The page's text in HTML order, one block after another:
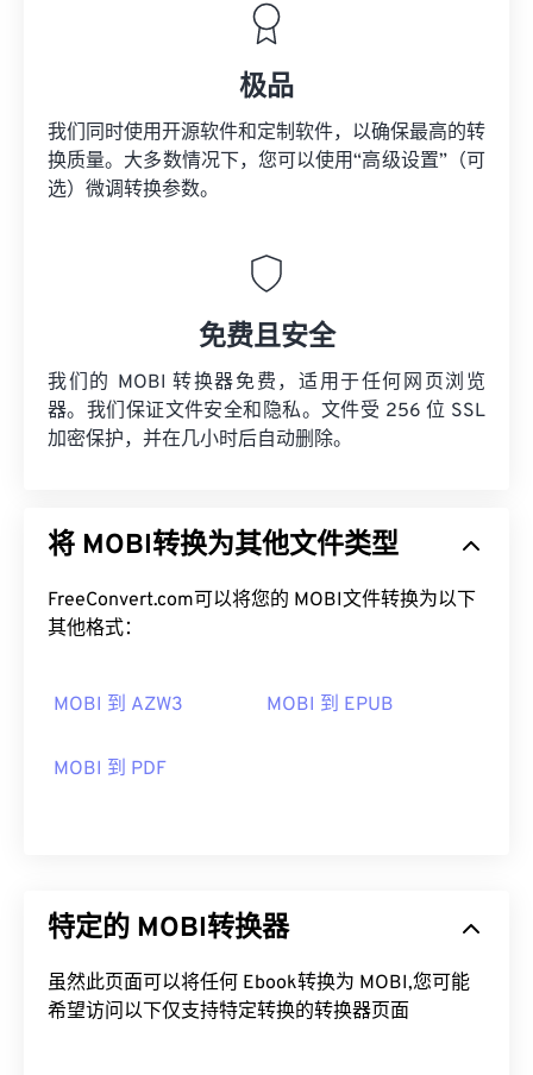
极品
我们同时使用开源软件和定制软件，以确保最高的转
换质量。大多数情况下，您可以使用“高级设置”（可
选）微调转换参数。
免费且安全
我们的 MOBI 转换器免费，适用于任何网页浏览
器。我们保证文件安全和隐私。文件受 256 位 SSL
加密保护，并在几小时后自动删除。
将 MOBI转换为其他文件类型
FreeConvert.com可以将您的 MOBI文件转换为以下
其他格式：
MOBI 到 AZW3 MOBI 到 EPUB
MOBI 到 PDF
特定的 MOBI转换器
虽然此页面可以将任何 Ebook转换为 MOBI,您可能
希望访问以下仅支持特定转换的转换器页面